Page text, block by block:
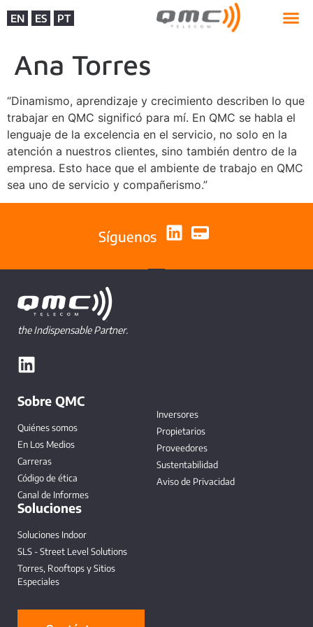
EN ES PT
Ana Torres
“Dinamismo, aprendizaje y crecimiento describen lo que
trabajar en QMC significó para mí. En QMC se habla el
lenguaje de la excelencia en el servicio, no solo en la
atención a nuestros clientes, sino también dentro de la
empresa. Esto hace que el ambiente de trabajo en QMC
sea uno de servicio y compañerismo.”
Síguenos
the Indispensable Partner.
Sobre QMC
Quiénes somos
En Los Medios
Carreras
Código de ética
Canal de Informes
Inversores
Propietarios
Proveedores
Sustentabilidad
Aviso de Privacidad
Soluciones
Soluciones Indoor
SLS - Street Level Solutions
Torres, Rooftops y Sitios
Especiales